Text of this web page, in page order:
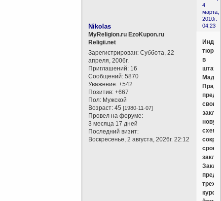
4
марта,
2010г.
04:23
Nikolas
MyReligion.ru EzoKupon.ru
Religii.net
Зарегистрирован: Суббота, 22
апреля, 2006г.
Приглашений: 16
Сообщений: 5870
Уважение: +542
Позитив: +667
Пол: Мужской
Возраст: 45[1980-11-07]
Провел на форуме:
3 месяца 17 дней
Последний визит:
Воскресенье, 2 августа, 2026г. 22:12
в
штате
своим
новую
схему
срока
курсы